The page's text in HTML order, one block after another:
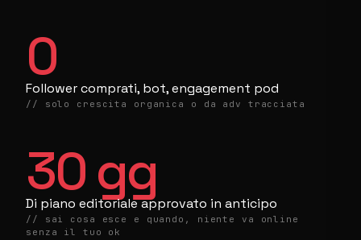
0
Follower comprati, bot, engagement pod
// solo crescita organica o da adv tracciata
30gg
Di piano editoriale approvato in anticipo
// sai cosa esce e quando, niente va online
senza il tuo ok